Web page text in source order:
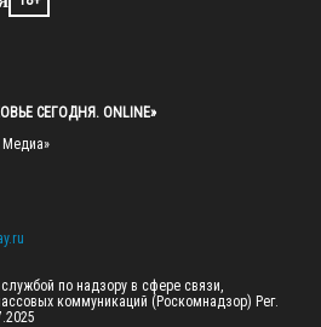
СЕГОДНЯ. ONLINE»
по надзору в сфере связи,
коммуникаций (Роскомнадзор) Рег.